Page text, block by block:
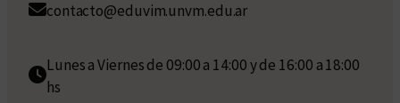
contacto@eduvim.unvm.edu.ar
Lunes a Viernes de 09:00 a 14:00 y de 16:00 a 18:00
hs